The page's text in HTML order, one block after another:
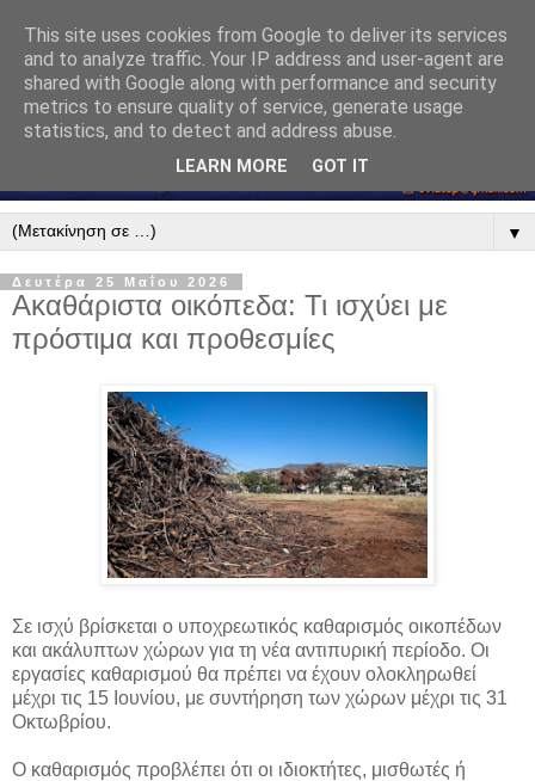
▼
Δευτέρα 25 Μαΐου 2026
Ακαθάριστα οικόπεδα: Τι ισχύει με
πρόστιμα και προθεσμίες
Σε ισχύ βρίσκεται ο υποχρεωτικός καθαρισμός οικοπέδων
και ακάλυπτων χώρων για τη νέα αντιπυρική περίοδο. Οι
εργασίες καθαρισμού θα πρέπει να έχουν ολοκληρωθεί
μέχρι τις 15 Ιουνίου, με συντήρηση των χώρων μέχρι τις 31
Οκτωβρίου.
Ο καθαρισμός προβλέπει ότι οι ιδιοκτήτες, μισθωτές ή
This site uses cookies from Google to deliver its services
and to analyze traffic. Your IP address and user-agent are
shared with Google along with performance and security
metrics to ensure quality of service, generate usage
statistics, and to detect and address abuse.
LEARN MORE GOT IT